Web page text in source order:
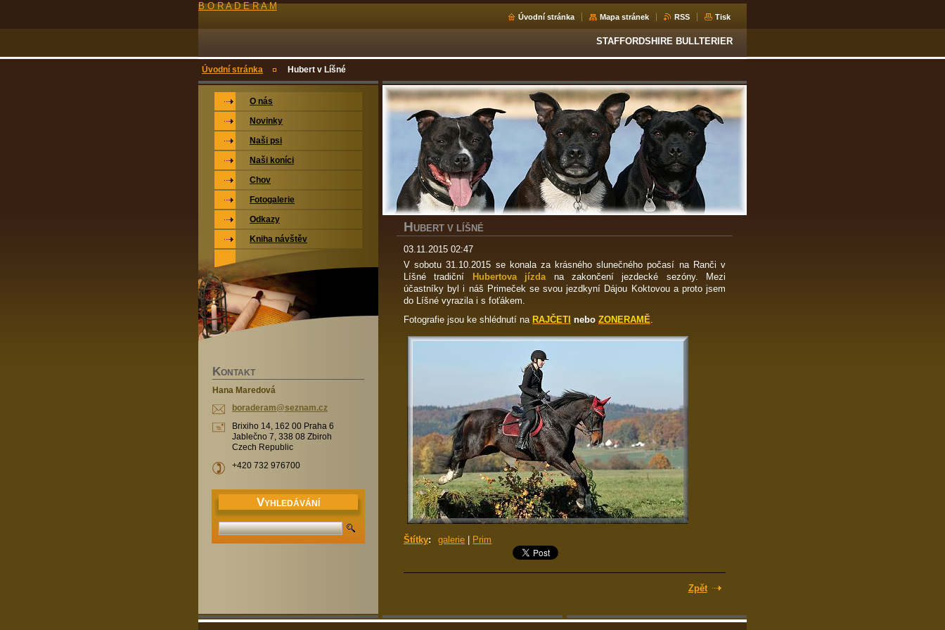
B O R A D E R A M
Úvodní stránka Mapa stránek RSS Tisk
STAFFORDSHIRE BULLTERIER
Úvodní stránka Hubert v Líšné
HUBERT V LÍŠNÉ
03.11.2015 02:47
V sobotu 31.10.2015 se konala za krásného slunečného počasí na Ranči v
Líšné tradiční
Hubertova jízda na zakončení jezdecké sezóny. Mezi
účastníky byl i náš Primeček se svou jezdkyní Dájou Koktovou a proto jsem
do Líšné vyrazila i s foťákem.
Fotografie jsou ke shlédnutí na RAJČETI nebo ZONERAMĚ.
Štítky: galerie Prim
Zpět
O nás
Novinky
Naši psi
Naši koníci
Chov
Fotogalerie
Odkazy
Kniha návštěv
KONTAKT
Hana Maredová
boraderam@seznam.cz
Brixiho 14, 162 00 Praha 6
Jablečno 7, 338 08 Zbiroh
Czech Republic
+420 732 976700
VYHLEDÁVÁNÍ